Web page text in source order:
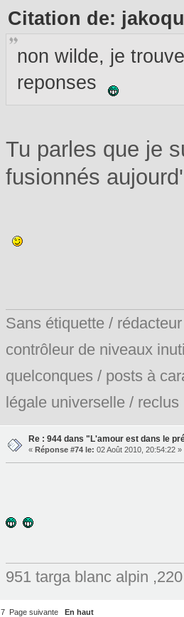
Citation de:
non wilde, je
reponses
Tu parles que je
fusionnés
Sans étiquette /
contrôleur de niveaux
quelconques / posts à
légale universelle / reclus
Re : 944 dans "L'amour est dans le
« Réponse #74 le: 02 Août 2010, 20:54:22 »
951 targa blanc alpin
7 Page suivante En haut